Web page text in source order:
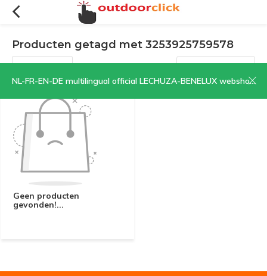
NL-FR-EN-DE multilingual official LECHUZA-BENELUX webshop | CLICK HERE NOW!
Producten getagd met 3253925759578
Filters Sorteren op:
Geen producten
gevonden!...